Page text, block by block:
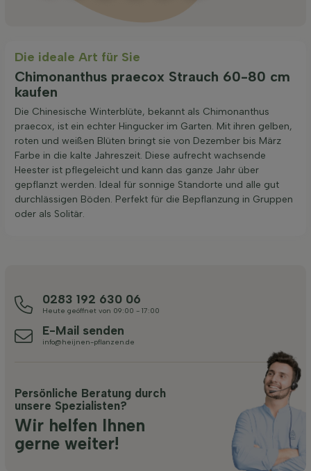
Die ideale Art für Sie
Chimonanthus praecox Strauch 60-80 cm
kaufen
Die Chinesische Winterblüte, bekannt als Chimonanthus
praecox, ist ein echter Hingucker im Garten. Mit ihren gelben,
roten und weißen Blüten bringt sie von Dezember bis März
Farbe in die kalte Jahreszeit. Diese aufrecht wachsende
Heester ist pflegeleicht und kann das ganze Jahr über
gepflanzt werden. Ideal für sonnige Standorte und alle gut
durchlässigen Böden. Perfekt für die Bepflanzung in Gruppen
oder als Solitär.
0283 192 630 06
Heute geöffnet von 09:00 - 17:00
E-Mail senden
info@heijnen-pflanzen.de
Persönliche Beratung durch
unsere Spezialisten?
Wir helfen Ihnen
gerne weiter!